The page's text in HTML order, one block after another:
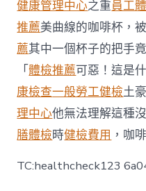
健康管理中心之重員工
推薦美曲線的咖啡杯，
薦其中一個杯子的把手
「體檢推薦可惡！這是
康檢查一般勞工健檢土
理中心他無法理解這種
膳體檢時健檢費用 ，咖
TC:healthcheck123